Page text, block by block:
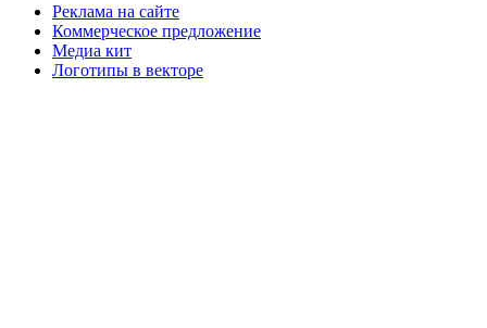
Реклама на сайте
Коммерческое предложение
Медиа кит
Логотипы в векторе